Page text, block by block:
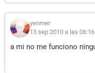
yenmer
13 sep 2010 a las 06:16
a mi no me funciono